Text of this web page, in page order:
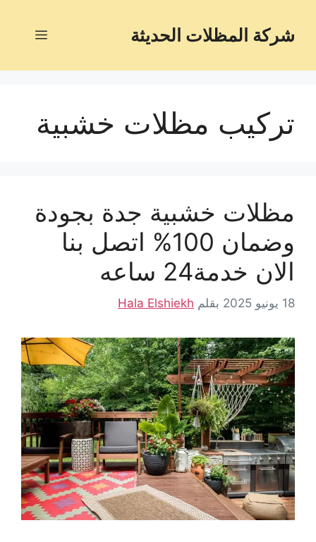
شركة المظلات الحديثة
تركيب مظلات خشبية
مظلات خشبية جدة بجودة
وضمان 100% اتصل بنا
الان خدمة24 ساعه
18 يونيو 2025 بقلم Hala Elshiekh